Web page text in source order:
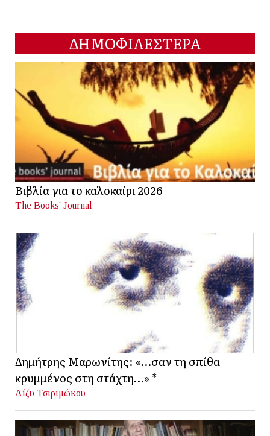
ΔΗΜΟΦΙΛΕΣΤΕΡΑ
Βιβλία για το καλοκαίρι 2026
The Books' Journal
Δημήτρης Μαρωνίτης: «…σαν τη σπίθα
κρυμμένος στη στάχτη…» *
Λίζυ Τσιριμώκου